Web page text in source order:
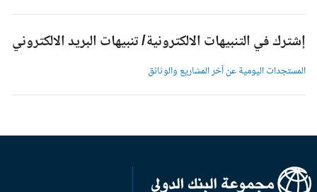
إشترك في التنبيهات الالكترونية/ تنبيهات البريد الالكتروني
المستجدات اليومية عن آخر المشاريع والوثائق